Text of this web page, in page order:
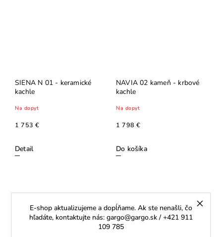
E-shop aktualizujeme a dopĺňame. Ak ste nenašli, čo
hľadáte, kontaktujte nás: gargo@gargo.sk / +421 911
109 785
SIENA N 01 - keramické
kachle
Na dopyt
1 753 €
Detail
NAVIA 02 kameň - krbové
kachle
Na dopyt
1 798 €
Do košíka